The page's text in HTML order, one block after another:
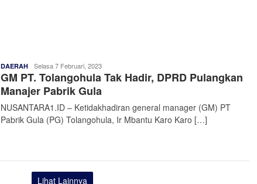
DAERAH Admin
Nusantara
Selasa 7 Februari, 2023
GM PT. Tolangohula Tak Hadir, DPRD Pulangkan
Manajer Pabrik Gula
NUSANTARA1.ID – Ketidakhadiran general manager (GM) PT
Pabrik Gula (PG) Tolangohula, Ir Mbantu Karo Karo […]
Lihat Lainnya